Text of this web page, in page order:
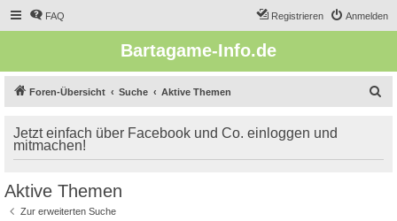
FAQ Anmelden
Registrieren
Bartagame-Info.de
Foren-Übersicht Suche Aktive Themen
Jetzt einfach über Facebook und Co. einloggen und
mitmachen!
Aktive Themen
Zur erweiterten Suche